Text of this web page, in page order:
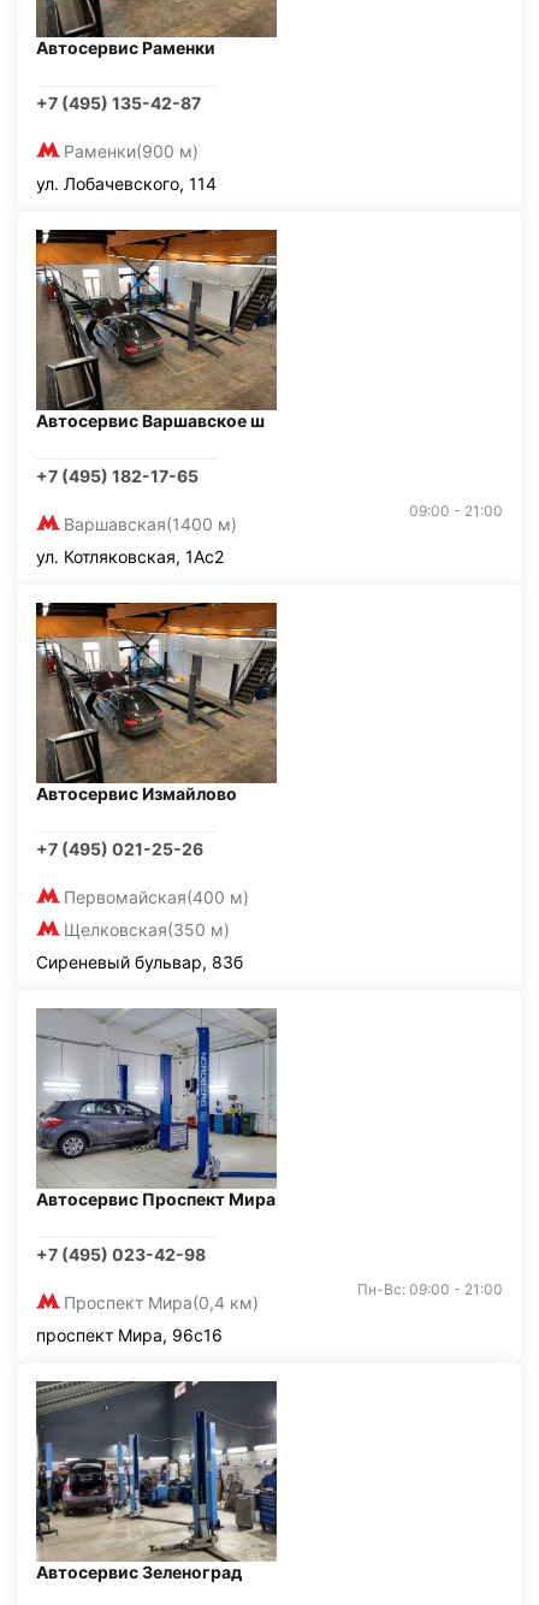
Автосервис Раменки
+7 (495) 135-42-87
Раменки(900 м)
ул. Лобачевского, 114
Автосервис Варшавское ш
+7 (495) 182-17-65
Варшавская(1400 м)
09:00 - 21:00
ул. Котляковская, 1Ас2
Автосервис Измайлово
+7 (495) 021-25-26
Первомайская(400 м)
Щелковская(350 м)
Сиреневый бульвар, 83б
Автосервис Проспект Мира
+7 (495) 023-42-98
Проспект Мира(0,4 км)
Пн-Вс: 09:00 - 21:00
проспект Мира, 96с16
Автосервис Зеленоград